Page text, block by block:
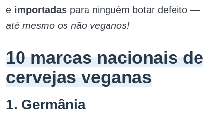
e importadas para ninguém botar defeito —
até mesmo os não veganos!
10 marcas nacionais de
cervejas veganas
1. Germânia